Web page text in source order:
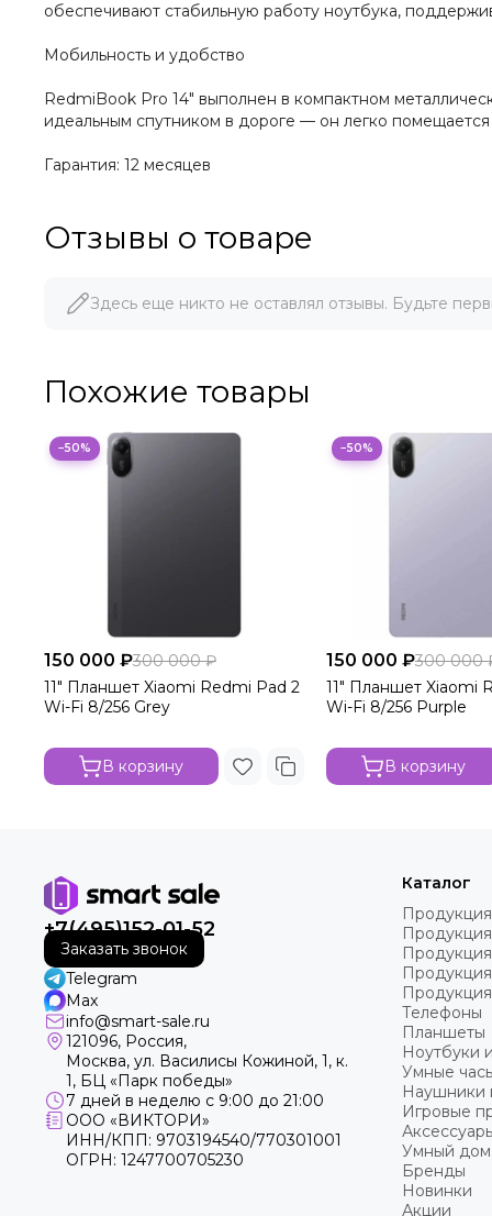
обеспечивают стабильную работу ноутбука,
Мобильность и удобство
RedmiBook Pro 14" выполнен в компактном
идеальным спутником в дороге — он легко
Гарантия: 12 месяцев
Отзывы о товаре
Здесь еще никто не оставлял отзывы. Будьте
Похожие товары
−50%
150 000 ₽300 000 ₽
11" Планшет Xiaomi Redmi Pad 2
Wi-Fi 8/256 Grey
В корзину
−50%
150 000 ₽300 000
11" Планшет Xiaomi
Wi-Fi 8/256 Purple
В корзину
+7(495)152-01-52
Заказать звонок
Telegram
Max
info@smart-sale.ru
121096, Россия,
Москва, ул. Василисы Кожиной, 1, к.
1, БЦ «Парк победы»
7 дней в неделю с 9:00 до 21:00
ООО «ВИКТОРИ»
ИНН/КПП: 9703194540/770301001
ОГРН: 1247700705230
Каталог
Телефоны
Планшеты
Ноутбуки
Умные
Наушники
Игровые
Умный дом
Бренды
Новинки
Акции